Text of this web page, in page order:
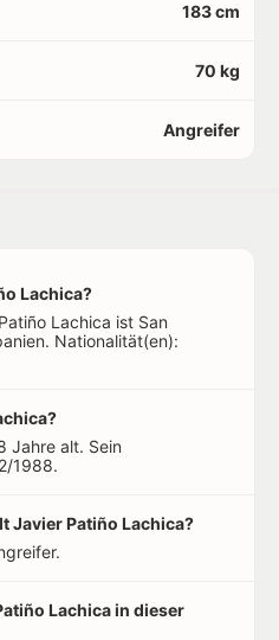
183 cm
70 kg
Angreifer
Lachica?
Lachica ist San
Nationalität(en):
Jahre alt. Sein
1988.
Javier Patiño Lachica?
Lachica in dieser